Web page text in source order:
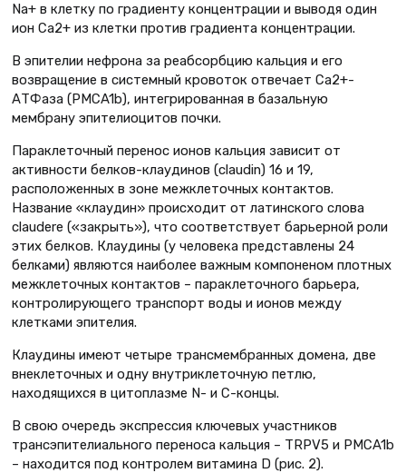
Na+ в клетку по градиенту концентрации и выводя один
ион Ca2+ из клетки против градиента концентрации.
В эпителии нефрона за реабсорбцию кальция и его
возвращение в системный кровоток отвечает Ca2+-
АТФаза (PMCA1b), интегрированная в базальную
мембрану эпителиоцитов почки.
Параклеточный перенос ионов кальция зависит от
активности белков-клаудинов (claudin) 16 и 19,
расположенных в зоне межклеточных контактов.
Название «клаудин» происходит от латинского слова
claudere («закрыть»), что соответствует барьерной роли
этих белков. Клаудины (у человека представлены 24
белками) являются наиболее важным компоненом плотных
межклеточных контактов – параклеточного барьера,
контролирующего транспорт воды и ионов между
клетками эпителия.
Клаудины имеют четыре трансмембранных домена, две
внеклеточных и одну внутриклеточную петлю,
находящихся в цитоплазме N- и С-концы.
В свою очередь экспрессия ключевых участников
трансэпителиального переноса кальция – TRPV5 и PMCA1b
– находится под контролем витамина D (рис. 2).